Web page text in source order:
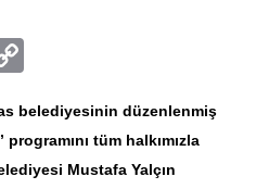
belediyesinin düzenlenmiş
tüm halkımızla
Mustafa Yalçın